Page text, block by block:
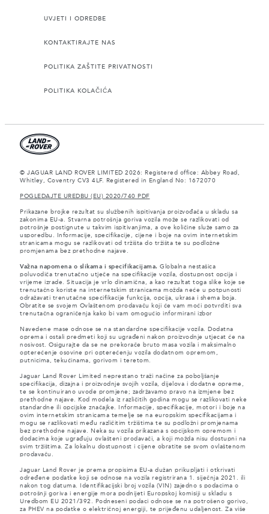
UVJETI I ODREDBE
KONTAKTIRAJTE NAS
POLITIKA ZAŠTITE PRIVATNOSTI
POLITIKA KOLAČIĆA
© JAGUAR LAND ROVER LIMITED 2026: Registered office: Abbey Road,
Whitley, Coventry CV3 4LF. Registered in England No: 1672070
POGLEDAJTE UREDBU (EU) 2020/740 PDF
Prikazane brojke rezultat su službenih ispitivanja proizvođača u skladu sa
zakonima EU-a. Stvarna potrošnja goriva vozila može se razlikovati od
potrošnje postignute u takvim ispitivanjima, a ove količine služe samo za
usporedbu. Informacije, specifikacije, cijene i boje na ovim internetskim
stranicama mogu se razlikovati od tržišta do tržišta te su podložne
promjenama bez prethodne najave.
Važna napomena o slikama i specifikacijama. Globalna nestašica
poluvodiča trenutačno utječe na specifikacije vozila, dostupnost opcija i
vrijeme izrade. Situacija je vrlo dinamična, a kao rezultat toga slike koje se
trenutačno koriste na internetskim stranicama možda neće u potpunosti
odražavati trenutačne specifikacije funkcija, opcija, ukrasa i shema boja.
Obratite se svojem Ovlaštenom prodavaču koji će vam moći potvrditi sva
trenutačna ograničenja kako bi vam omogućio informirani izbor
Navedene mase odnose se na standardne specifikacije vozila. Dodatna
oprema i ostali predmeti koji su ugrađeni nakon proizvodnje utjecat će na
nosivost. Osigurajte da se ne prekorače bruto masa vozila i maksimalno
opterećenje osovine pri opterećenju vozila dodatnom opremom,
putnicima, tekućinama, gorivom i teretom.
Jaguar Land Rover Limited neprestano traži načine za poboljšanje
specifikacija, dizajna i proizvodnje svojih vozila, dijelova i dodatne opreme,
te se kontinuirano uvode promjene; zadržavamo pravo na izmjene bez
prethodne najave. Kod modela iz različitih godina mogu se razlikovati neke
standardne ili opcijske značajke. Informacije, specifikacije, motori i boje na
ovim internetskim stranicama temelje se na europskim specifikacijama i
mogu se razlikovati među različitim tržištima te su podložni promjenama
bez prethodne najave. Neka su vozila prikazana s opcijskom opremom i
dodacima koje ugrađuju ovlašteni prodavači, a koji možda nisu dostupni na
svim tržištima. Za lokalnu dostupnost i cijene obratite se svom ovlaštenom
prodavaču.
Jaguar Land Rover je prema propisima EU-a dužan prikupljati i otkrivati
određene podatke koji se odnose na vozila registrirana 1. siječnja 2021. ili
nakon tog datuma. Identifikacijski broj vozila (VIN) zajedno s podacima o
potrošnji goriva i energije mora podnijeti Europskoj komisiji u skladu s
Uredbom EU 2021/392. Podneseni podaci odnose se na potrošeno gorivo,
za PHEV na podatke o električnoj energiji, te prijeđenu udaljenost. Za više